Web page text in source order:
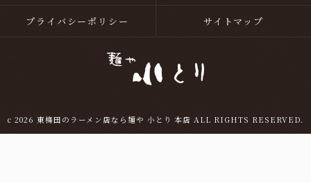
プライバシーポリシー サイトマップ
c 2026 東梅田のラーメン店なら麺や 小とり 本店 ALL RIGHTS RESERVED.